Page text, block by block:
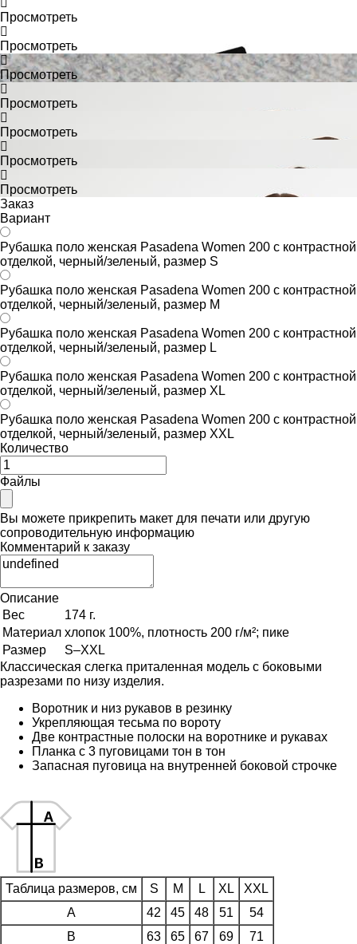
Просмотреть
Просмотреть
Просмотреть
Просмотреть
Просмотреть
Просмотреть
Просмотреть
Заказ
Вариант
Рубашка поло женская Pasadena Women 200 с контрастной
отделкой, черный/зеленый, размер S
Рубашка поло женская Pasadena Women 200 с контрастной
отделкой, черный/зеленый, размер M
Рубашка поло женская Pasadena Women 200 с контрастной
отделкой, черный/зеленый, размер L
Рубашка поло женская Pasadena Women 200 с контрастной
отделкой, черный/зеленый, размер XL
Рубашка поло женская Pasadena Women 200 с контрастной
отделкой, черный/зеленый, размер XXL
Количество
Файлы
Вы можете прикрепить макет для печати или другую
сопроводительную информацию
Комментарий к заказу
Описание
Вес
174 г.
Материал хлопок 100%, плотность 200 г/м²; пике
Размер
S–XXL
Классическая слегка приталенная модель с боковыми
разрезами по низу изделия.
Воротник и низ рукавов в резинку
Укрепляющая тесьма по вороту
Две контрастные полоски на воротнике и рукавах
Планка с 3 пуговицами тон в тон
Запасная пуговица на внутренней боковой строчке
Таблица размеров, см S M L XL
XXL
A
42 45 48 51
54
B
63 65 67 69 71